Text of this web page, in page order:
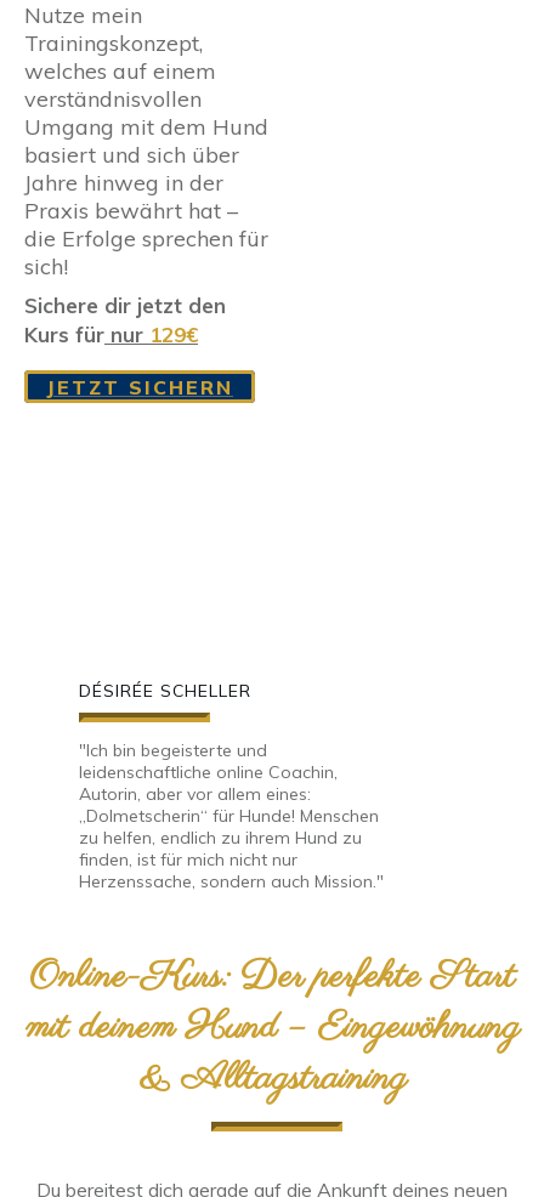
Nutze mein
Trainingskonzept,
welches auf einem
verständnisvollen
Umgang mit dem Hund
basiert und sich über
Jahre hinweg in der
Praxis bewährt hat –
die Erfolge sprechen für
sich!
Sichere dir jetzt den
Kurs für nur 129€
JETZT SICHERN
DÉSIRÉE SCHELLER
"Ich bin begeisterte und
leidenschaftliche online Coachin,
Autorin, aber vor allem eines:
„Dolmetscherin“ für Hunde! Menschen
zu helfen, endlich zu ihrem Hund zu
finden, ist für mich nicht nur
Herzenssache, sondern auch Mission."
Online-Kurs: Der perfekte Start
mit deinem Hund – Eingewöhnung
& Alltagstraining
Du bereitest dich gerade auf die Ankunft deines neuen